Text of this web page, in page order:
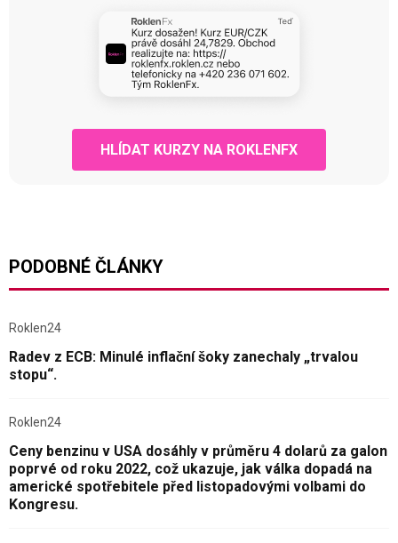
HLÍDAT KURZY NA ROKLENFX
PODOBNÉ ČLÁNKY
Roklen24
Radev z ECB: Minulé inflační šoky zanechaly „trvalou
stopu“.
Roklen24
Ceny benzinu v USA dosáhly v průměru 4 dolarů za galon
poprvé od roku 2022, což ukazuje, jak válka dopadá na
americké spotřebitele před listopadovými volbami do
Kongresu.